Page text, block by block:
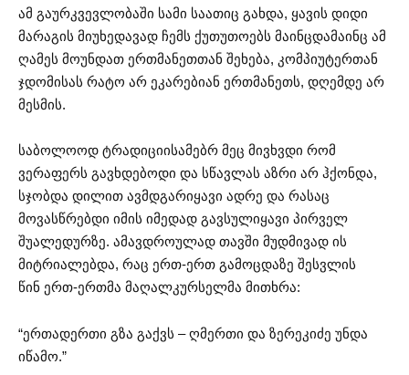
ამ გაურკვევლობაში სამი საათიც გახდა, ყავის დიდი
მარაგის მიუხედავად ჩემს ქუთუთოებს მაინცდამაინც ამ
ღამეს მოუნდათ ერთმანეთთან შეხება, კომპიუტერთან
ჯდომისას რატო არ ეკარებიან ერთმანეთს, დღემდე არ
მესმის.
საბოლოოდ ტრადიციისამებრ მეც მივხვდი რომ
ვერაფერს გავხდებოდი და სწავლას აზრი არ ჰქონდა,
სჯობდა დილით ავმდგარიყავი ადრე და რასაც
მოვასწრებდი იმის იმედად გავსულიყავი პირველ
შუალედურზე. ამავდროულად თავში მუდმივად ის
მიტრიალებდა, რაც ერთ-ერთ გამოცდაზე შესვლის
წინ ერთ-ერთმა მაღალკურსელმა მითხრა:
“ერთადერთი გზა გაქვს – ღმერთი და ზერეკიძე უნდა
იწამო.”